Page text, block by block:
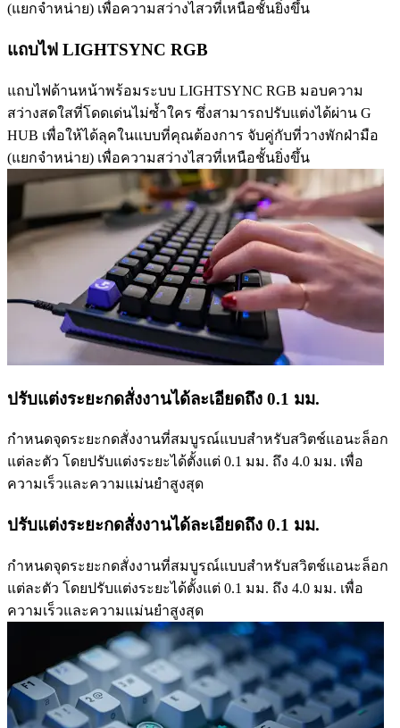
(แยกจำหน่าย) เพื่อความสว่างไสวที่เหนือชั้นยิ่งขึ้น
แถบไฟ LIGHTSYNC RGB
แถบไฟด้านหน้าพร้อมระบบ LIGHTSYNC RGB มอบความ
สว่างสดใสที่โดดเด่นไม่ซ้ำใคร ซึ่งสามารถปรับแต่งได้ผ่าน G
HUB เพื่อให้ได้ลุคในแบบที่คุณต้องการ จับคู่กับที่วางพักฝ่ามือ
(แยกจำหน่าย) เพื่อความสว่างไสวที่เหนือชั้นยิ่งขึ้น
ปรับแต่งระยะกดสั่งงานได้ละเอียดถึง 0.1 มม.
กำหนดจุดระยะกดสั่งงานที่สมบูรณ์แบบสำหรับสวิตช์แอนะล็อก
แต่ละตัว โดยปรับแต่งระยะได้ตั้งแต่ 0.1 มม. ถึง 4.0 มม. เพื่อ
ความเร็วและความแม่นยำสูงสุด
ปรับแต่งระยะกดสั่งงานได้ละเอียดถึง 0.1 มม.
กำหนดจุดระยะกดสั่งงานที่สมบูรณ์แบบสำหรับสวิตช์แอนะล็อก
แต่ละตัว โดยปรับแต่งระยะได้ตั้งแต่ 0.1 มม. ถึง 4.0 มม. เพื่อ
ความเร็วและความแม่นยำสูงสุด